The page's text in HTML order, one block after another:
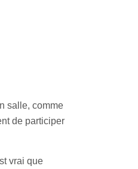
salle, comme
de participer
vrai que